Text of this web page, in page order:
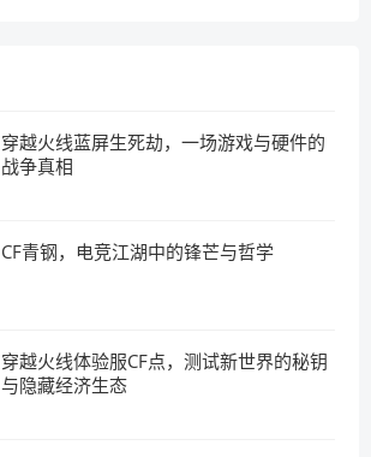
穿越火线蓝屏生死劫，一场游戏与硬件的
战争真相
CF青钢，电竞江湖中的锋芒与哲学
穿越火线体验服CF点，测试新世界的秘钥
与隐藏经济生态